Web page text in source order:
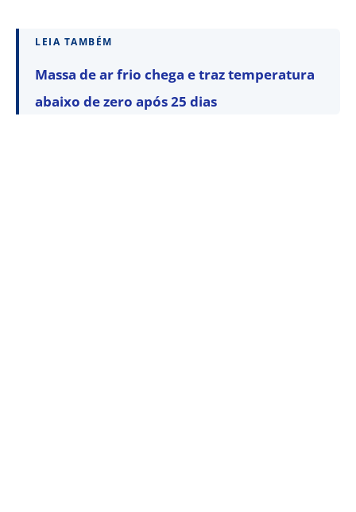
LEIA TAMBÉM
Massa de ar frio chega e traz temperatura
abaixo de zero após 25 dias